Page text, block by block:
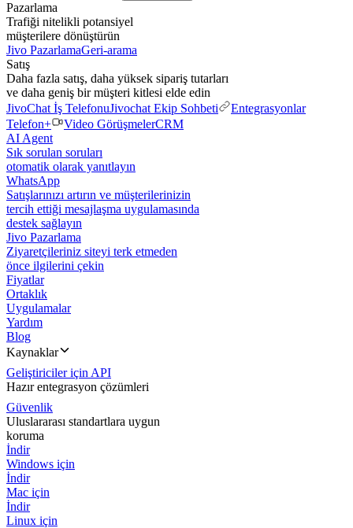
Pazarlama
Trafiği nitelikli potansiyel
müşterilere dönüştürün
Jivo PazarlamaGeri-arama
Satış
Daha fazla satış, daha yüksek sipariş tutarları
ve daha geniş bir müşteri kitlesi elde edin
JivoChat İş TelefonuJivochat Ekip Sohbeti
Entegrasyonlar
Telefon+
Video GörüşmelerCRM
AI Agent
Sık sorulan soruları
otomatik olarak yanıtlayın
WhatsApp
Satışlarınızı artırın ve müşterilerinizin
tercih ettiği mesajlaşma uygulamasında
destek sağlayın
Jivo Pazarlama
Ziyaretçileriniz siteyi terk etmeden
önce ilgilerini çekin
Fiyatlar
Ortaklık
Uygulamalar
Yardım
Blog
Kaynaklar
Geliştiriciler için API
Hazır entegrasyon çözümleri
Güvenlik
Uluslararası standartlara uygun
koruma
İndir
Windows için
İndir
Mac için
İndir
Linux için